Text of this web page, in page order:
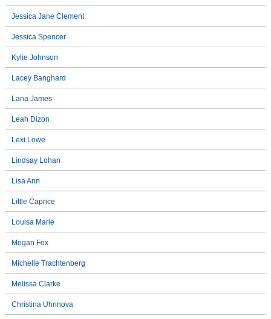
Jessica Jane Clement
Jessica Spencer
Kylie Johnson
Lacey Banghard
Lana James
Leah Dizon
Lexi Lowe
Lindsay Lohan
Lisa Ann
Little Caprice
Louisa Marie
Megan Fox
Michelle Trachtenberg
Melissa Clarke
Christina Uhrinova